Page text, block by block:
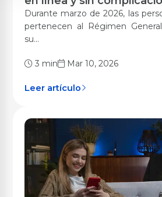
Durante marzo de 2026, las
pertenecen al Régimen
su...
3 min Mar 10, 2026
Leer artículo